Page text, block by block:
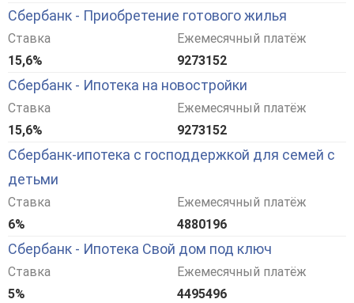
Сбербанк - Приобретение готового жилья
Ставка
15,6%
Ежемесячный платёж
9273152
Сбербанк - Ипотека на новостройки
Ставка
15,6%
Ежемесячный платёж
9273152
Сбербанк-ипотека с господдержкой для семей с
детьми
Ставка
6%
Ежемесячный платёж
4880196
Сбербанк - Ипотека Свой дом под ключ
Ставка
5%
Ежемесячный платёж
4495496